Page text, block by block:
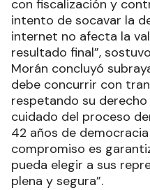
con fiscalización y
intento de socavar la
internet no afecta la
resultado final”,
Morán concluyó
debe concurrir con
respetando su
cuidado del proceso
42 años de
compromiso es
pueda elegir a sus
plena y segura”.